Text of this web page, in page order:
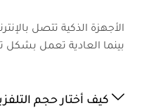
الأجهزة الذكية تتصل
بينما العادية تعمل بشكل
كيف أختار حجم